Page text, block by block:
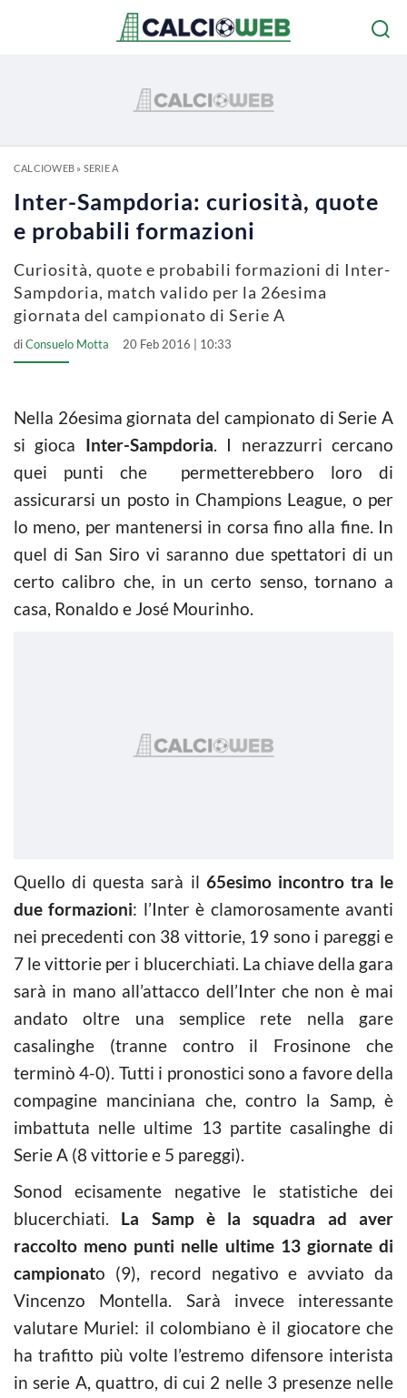
CALCIOWEB» SERIE A
Inter-Sampdoria: curiosità, quote
e probabili formazioni
Curiosità, quote e probabili formazioni di Inter-
Sampdoria, match valido per la 26esima
giornata del campionato di Serie A
diConsuelo Motta 20 Feb 2016 | 10:33
Nella 26esima giornata del campionato di Serie A
si gioca Inter-Sampdoria. I nerazzurri cercano
quei punti che permetterebbero loro di
assicurarsi un posto in Champions League, o per
lo meno, per mantenersi in corsa fino alla fine. In
quel di San Siro vi saranno due spettatori di un
certo calibro che, in un certo senso, tornano a
casa, Ronaldo e José Mourinho.
Quello di questa sarà il 65esimo incontro tra le
due formazioni: l’Inter è clamorosamente avanti
nei precedenti con 38 vittorie, 19 sono i pareggi e
7 le vittorie per i blucerchiati. La chiave della gara
sarà in mano all’attacco dell’Inter che non è mai
andato oltre una semplice rete nella gare
casalinghe (tranne contro il Frosinone che
terminò 4-0). Tutti i pronostici sono a favore della
compagine manciniana che, contro la Samp, è
imbattuta nelle ultime 13 partite casalinghe di
Serie A (8 vittorie e 5 pareggi).
Sonod ecisamente negative le statistiche dei
blucerchiati. La Samp è la squadra ad aver
raccolto meno punti nelle ultime 13 giornate di
campionato (9), record negativo e avviato da
Vincenzo Montella. Sarà invece interessante
valutare Muriel: il colombiano è il giocatore che
ha trafitto più volte l’estremo difensore interista
in serie A, quattro, di cui 2 nelle 3 presenze nelle